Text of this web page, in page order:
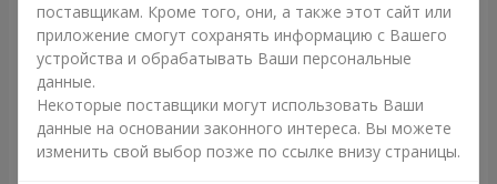
поставщикам. Кроме того, они, а также этот сайт или
приложение смогут сохранять информацию с Вашего
устройства и обрабатывать Ваши персональные
данные.
Некоторые поставщики могут использовать Ваши
данные на основании законного интереса. Вы можете
изменить свой выбор позже по ссылке внизу страницы.